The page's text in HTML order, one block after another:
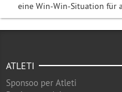
eine Win-Win-Situation für
ATLETI
Sponsoo per Atleti